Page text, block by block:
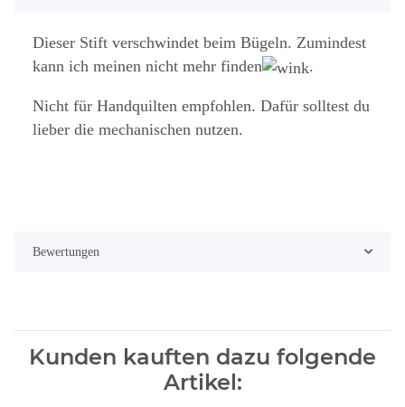
Dieser Stift verschwindet beim Bügeln. Zumindest
kann ich meinen nicht mehr finden
.
Nicht für Handquilten empfohlen. Dafür solltest du
lieber die mechanischen nutzen.
Bewertungen
Kunden kauften dazu folgende
Artikel: